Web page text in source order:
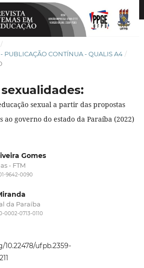
/
- PUBLICAÇÃO CONTÍNUA - QUALIS A4 /
sexual a partir das propostas
ao governo do estado da Paraíba (2022)
Gomes
- FTM
9642-0090
da Paraíba
0002-0713-0110
10.22478/ufpb.2359-